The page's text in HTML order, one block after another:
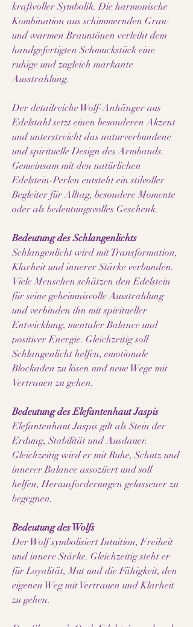
kraftvoller Symbolik. Die harmonische
Kombination aus schimmernden Grau-
und warmen Brauntönen verleiht dem
handgefertigten Schmuckstück eine
ruhige und zugleich markante
Ausstrahlung.
Der detailreiche Wolf-Anhänger aus
Edelstahl setzt einen besonderen Akzent
und unterstreicht das naturverbundene
und spirituelle Design des Armbands.
Gemeinsam mit den natürlichen
Edelstein-Perlen entsteht ein stilvoller
Begleiter für Alltag, besondere Momente
oder als bedeutungsvolles Geschenk.
Bedeutung des Schlangenlichts
Schlangenlicht wird mit Transformation,
Klarheit und innerer Stärke verbunden.
Viele Menschen schätzen den Edelstein
für seine geheimnisvolle Ausstrahlung
und verbinden ihn mit spiritueller
Entwicklung, mentaler Balance und
positiver Energie. Gleichzeitig soll
Schlangenlicht helfen, emotionale
Blockaden zu lösen und neue Wege mit
Vertrauen zu gehen.
Bedeutung des Elefantenhaut Jaspis
Elefantenhaut Jaspis gilt als Stein der
Erdung, Stabilität und Ausdauer.
Gleichzeitig wird er mit Ruhe, Schutz und
innerer Balance assoziiert und soll
helfen, Herausforderungen gelassener zu
begegnen.
Bedeutung des Wolfs
Der Wolf symbolisiert Intuition, Freiheit
und innere Stärke. Gleichzeitig steht er
für Loyalität, Mut und die Fähigkeit, den
eigenen Weg mit Vertrauen und Klarheit
zu gehen.